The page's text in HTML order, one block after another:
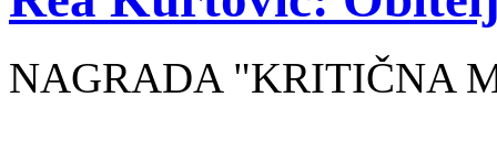
NAGRADA "KRITIČNA